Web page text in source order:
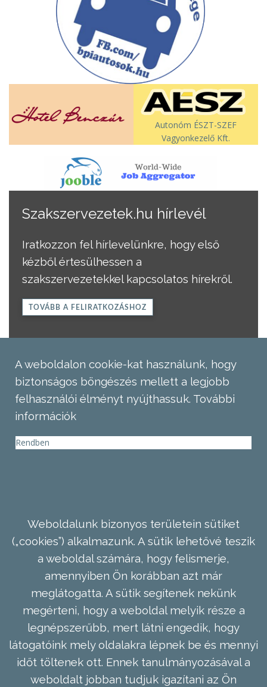
Autonóm ÉSZT-SZEF
Vagyonkezelő Kft.
Szakszervezetek.hu hírlevél
Iratkozzon fel hírlevelünkre, hogy első
kézből értesülhessen a
szakszervezetekkel kapcsolatos hírekről.
TOVÁBB A FELIRATKOZÁSHOZ
A weboldalon cookie-kat használunk, hogy
biztonságos böngészés mellett a legjobb
felhasználói élményt nyújthassuk. További
információk
Rendben
Weboldalunk bizonyos területein sütiket
(„cookies”) alkalmazunk. A sütik lehetővé teszik
a weboldal számára, hogy felismerje,
amennyiben Ön korábban azt már
meglátogatta. A sütik segítenek nekünk
megérteni, hogy a weboldal melyik része a
legnépszerűbb, mert látni engedik, hogy
látogatóink mely oldalakra lépnek be és mennyi
időt töltenek ott. Ennek tanulmányozásával a
weboldalt jobban tudjuk igazítani az Ön